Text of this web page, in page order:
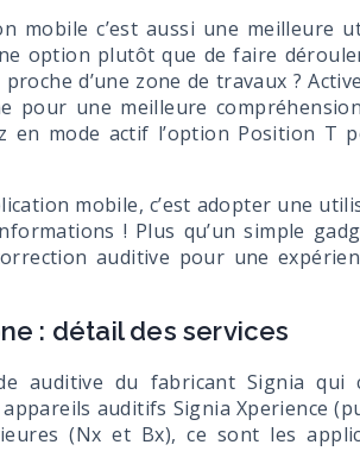
mobile c’est aussi une meilleure
option plutôt que de faire
d’une zone de travaux ?
pour une meilleure
en mode actif l’option Position T
mobile, c’est adopter une
! Plus qu’un simple
auditive pour une
: détail des services
auditive du fabricant Signia qui
auditifs Signia Xperience
(Nx et Bx), ce sont les